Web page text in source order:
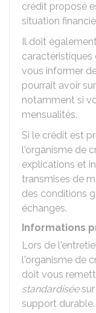
crédit proposé
situation
Il doit
vous informer
pourrait avoir
notamment si
mensualités.
Si le crédit est
l'organisme de
explications et
transmises de
des conditions
échanges.
Informations
Lors de
l'organisme de
doit vous
standardiséesur
support durable.